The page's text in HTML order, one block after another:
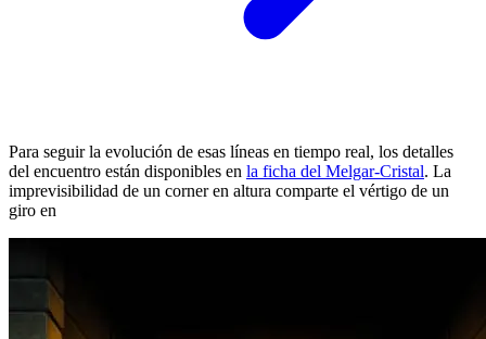
Para seguir la evolución de esas líneas en tiempo real, los detalles
del encuentro están disponibles en la ficha del Melgar-Cristal. La
imprevisibilidad de un corner en altura comparte el vértigo de un
giro en